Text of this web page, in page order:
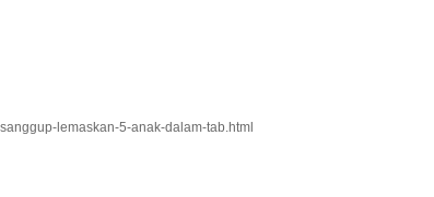
lemaskan-5-anak-dalam-tab.html